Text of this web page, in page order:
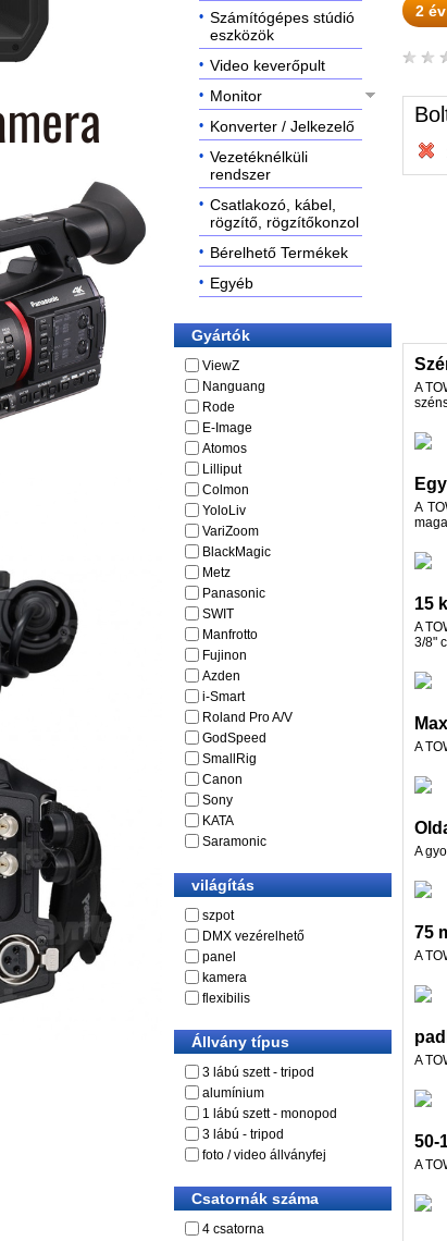
Számítógépes stúdió
eszközök
Video keverőpult
Monitor
Konverter / Jelkezelő
Vezetéknélküli
rendszer
Csatlakozó, kábel,
rögzítő, rögzítőkonzol
Bérelhető Termékek
Egyéb
Gyártók
ViewZ
Nanguang
Rode
E-Image
Atomos
Lilliput
Colmon
YoloLiv
VariZoom
BlackMagic
Metz
Panasonic
SWIT
Manfrotto
Fujinon
Azden
i-Smart
Roland Pro A/V
GodSpeed
SmallRig
Canon
Sony
KATA
Saramonic
világítás
szpot
DMX vezérelhető
panel
kamera
flexibilis
Állvány típus
3 lábú szett - tripod
alumínium
1 lábú szett - monopod
3 lábú - tripod
foto / video állványfej
Csatornák száma
4 csatorna
2
A
A
15
A
3/8"
A
A
75
A
A
50-
A